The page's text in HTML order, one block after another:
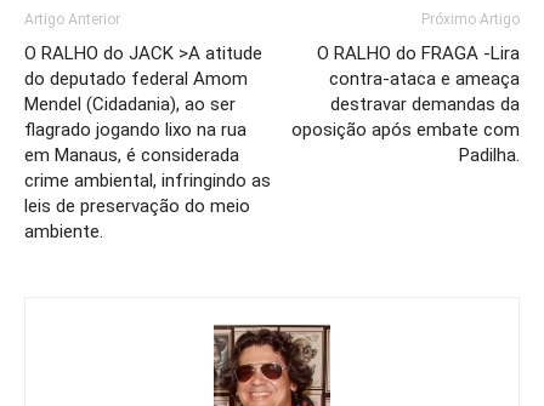
Artigo Anterior
O RALHO do JACK >A atitude
do deputado federal Amom
Mendel (Cidadania), ao ser
flagrado jogando lixo na rua
em Manaus, é considerada
crime ambiental, infringindo as
leis de preservação do meio
ambiente.
Próximo Artigo
O RALHO do FRAGA -Lira
contra-ataca e ameaça
destravar demandas da
oposição após embate com
Padilha.